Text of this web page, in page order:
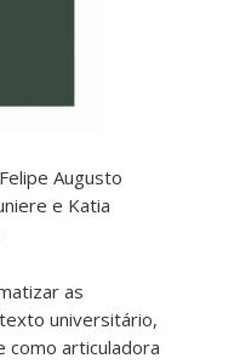
Augusto
e Katia
as
universitário,
como articuladora